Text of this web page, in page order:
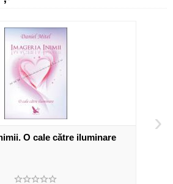
O cale către iluminare
›